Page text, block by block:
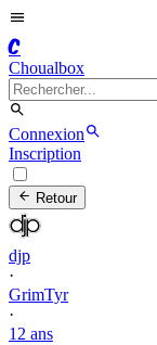
C
Choualbox
Connexion
Inscription
Retour
djp
·
GrimTyr
·
12 ans